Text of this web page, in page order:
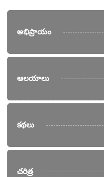
అభిప్రాయం
ఆలయాలు
కథలు
చరిత్ర